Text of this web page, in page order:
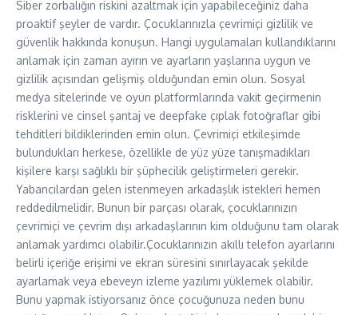
Siber zorbalığın riskini azaltmak için yapabileceğiniz daha
proaktif şeyler de vardır. Çocuklarınızla çevrimiçi gizlilik ve
güvenlik hakkında konuşun. Hangi uygulamaları kullandıklarını
anlamak için zaman ayırın ve ayarların yaşlarına uygun ve
gizlilik açısından gelişmiş olduğundan emin olun. Sosyal
medya sitelerinde ve oyun platformlarında vakit geçirmenin
risklerini ve cinsel şantaj ve deepfake çıplak fotoğraflar gibi
tehditleri bildiklerinden emin olun. Çevrimiçi etkileşimde
bulundukları herkese, özellikle de yüz yüze tanışmadıkları
kişilere karşı sağlıklı bir şüphecilik geliştirmeleri gerekir.
Yabancılardan gelen istenmeyen arkadaşlık istekleri hemen
reddedilmelidir. Bunun bir parçası olarak, çocuklarınızın
çevrimiçi ve çevrim dışı arkadaşlarının kim olduğunu tam olarak
anlamak yardımcı olabilir.Çocuklarınızın akıllı telefon ayarlarını
belirli içeriğe erişimi ve ekran süresini sınırlayacak şekilde
ayarlamak veya ebeveyn izleme yazılımı yüklemek olabilir.
Bunu yapmak istiyorsanız önce çocuğunuza neden bunu